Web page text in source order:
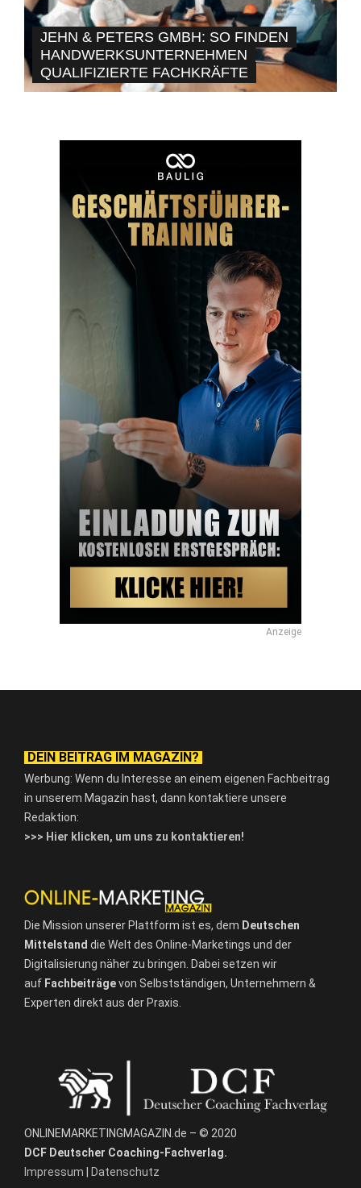
JEHN & PETERS GMBH: SO FINDEN
HANDWERKSUNTERNEHMEN
QUALIFIZIERTE FACHKRÄFTE
Anzeige
DEIN BEITRAG IM MAGAZIN?
Werbung: Wenn du Interesse an einem eigenen Fachbeitrag
in unserem Magazin hast, dann kontaktiere unsere
Redaktion:
>>> Hier klicken, um uns zu kontaktieren!
Die Mission unserer Plattform ist es, dem Deutschen
Mittelstand die Welt des Online-Marketings und der
Digitalisierung näher zu bringen. Dabei setzen wir
auf Fachbeiträgevon Selbstständigen, Unternehmern &
Experten direkt aus der Praxis.
ONLINEMARKETINGMAGAZIN.de – © 2020
DCF Deutscher Coaching-Fachverlag.
Impressum
Datenschutz